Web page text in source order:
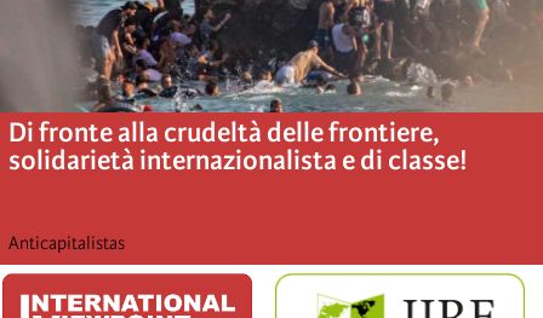
Di fronte alla crudeltà delle frontiere,
solidarietà internazionalista e di classe!
Anticapitalistas